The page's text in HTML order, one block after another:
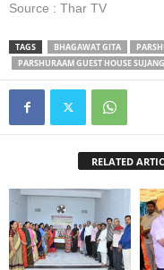
Source : Thar TV
TAGS BHAGAWAT GITA
PARSHURAAM GUEST HOUSE
RELATED